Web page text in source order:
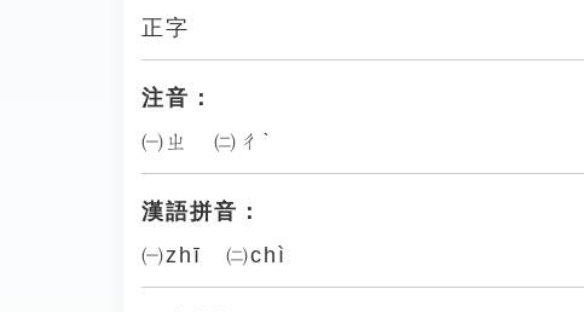
正字
注音：
㈠ㄓ ㈡ㄔˋ
漢語拼音：
㈠zhī ㈡chì